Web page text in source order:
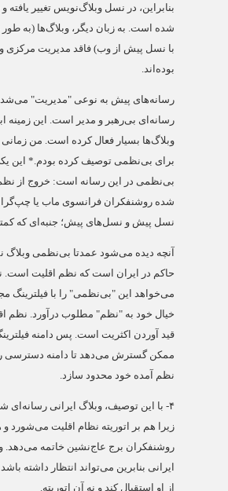
بنابراین، در نسل وبلاگ‌نویس تغییر
شده است. به زبان دیگر، وبلاگ‌ها (به
با نسل پیش از وب) فاقد مدیریت مرکزی
بوده‌اند.
رسانه‌های پیش به نوعی "مدیریت"
رسانه‌ای بی‌رهبر و مدیر است. این زمینه
وبلاگ‌ها بسیار فعال کرده است. من زمانی
برای بی‌نظمی توصیف کرده بودم.* این
بی‌نظمی در این رسانه است: خروج از
شده روشنفکران فرانسوی ماب یا
نسل پیش و نسل‌های پیش؛ جنبه‌ای که
آنچه دیده می‌شود عمدتا بی‌نظمی
حاکم در ایران است که نظم اقلیت
می‌خواهد این "بی‌نظمی" را با فیلترینگ
خیال خود به "نظم" مطلوب درآورد. نظم
قید آوردن اکثریت است. پس دامنه
ممکن گسترش می‌دهد تا دامنه دسترسی
نظم آمده خود محدود سازد.
۴- با این توصیف، وبلاگ ایرانی
زیرا هم بر اتوریته نظام اقلیت می‌شورد و
روشنفکران برج عاج‌نشین خاتمه می‌دهد.
ایرانی بنابرین می‌تواند انتظار داشته
از او استقبال کند و نه آن اتوریته.